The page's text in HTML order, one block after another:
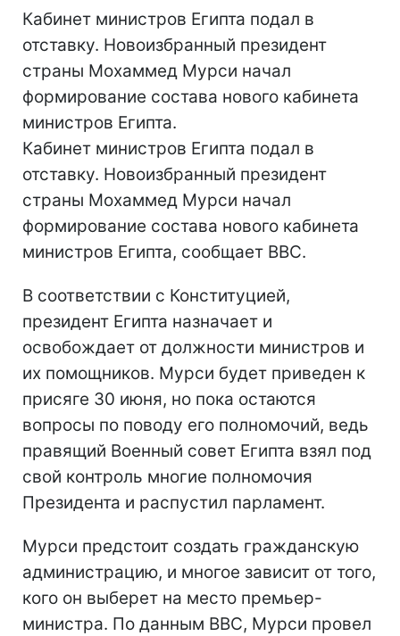
Кабинет министров Египта подал в
отставку. Новоизбранный президент
страны Мохаммед Мурси начал
формирование состава нового кабинета
министров Египта.
Кабинет министров Египта подал в
отставку. Новоизбранный президент
страны Мохаммед Мурси начал
формирование состава нового кабинета
министров Египта, сообщает ВВС.
В соответствии с Конституцией,
президент Египта назначает и
освобождает от должности министров и
их помощников. Мурси будет приведен к
присяге 30 июня, но пока остаются
вопросы по поводу его полномочий, ведь
правящий Военный совет Египта взял под
свой контроль многие полномочия
Президента и распустил парламент.
Мурси предстоит создать гражданскую
администрацию, и многое зависит от того,
кого он выберет на место премьер-
министра. По данным ВВС, Мурси провел